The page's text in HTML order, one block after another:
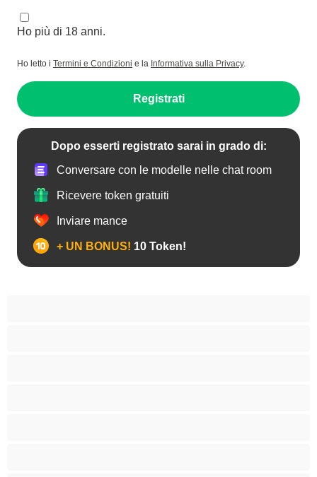
Ho più di 18 anni.
Ho letto i Termini e Condizioni e la Informativa sulla Privacy.
Registrati
Dopo esserti registrato sarai in grado di:
Conversare con le modelle nelle chat room
Ricevere token gratuiti
Inviare mance
+ UN BONUS! 10 Token!